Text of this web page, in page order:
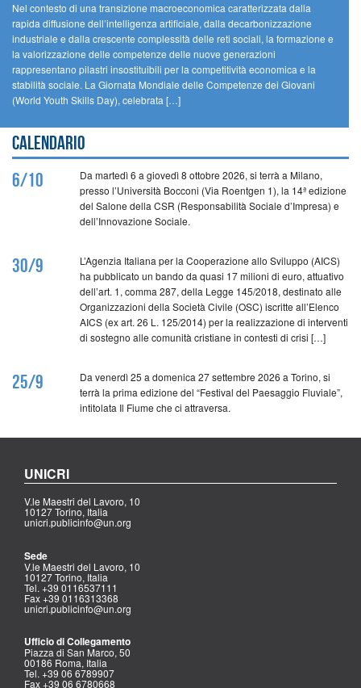
Nel contesto di una transizione macroeconomica caratterizzata dalla
rapida diffusione dell’intelligenza artificiale, dalla decarbonizzazione
industriale e dalla crescente complessità delle reti sociali, la formazione e
la valorizzazione delle competenze delle nuove generazioni
rappresentano pilastri insostituibili per la competitività economica e la
stabilità sociale. La Giornata Mondiale delle Competenze dei Giovani
(World Youth Skills Day), celebrata […]
Calendario
6/10
Da martedì 6 a giovedì 8 ottobre 2026, si terrà a Milano,
presso l’Università Bocconi (Via Roentgen 1), la 14ª edizione
del Salone della CSR (Responsabilità Sociale d’Impresa) e
dell’Innovazione Sociale.
30/9
L’Agenzia Italiana per la Cooperazione allo Sviluppo (AICS)
ha pubblicato un bando da quasi 17 milioni di euro, attuativo
dell’art. 1, comma 287, della Legge 145/2018, destinato alle
Organizzazioni della Società Civile (OSC) iscritte all’Elenco
AICS (ex art. 26 L. 125/2014) per la realizzazione di interventi
di sostegno alle comunità cristiane in contesti di crisi […]
25/9
Da venerdì 25 a domenica 27 settembre 2026 a Torino, si
terrà la prima edizione del “Festival del Paesaggio Fluviale”,
intitolata Il Fiume che ci attraversa.
UNICRI
V.le Maestri del Lavoro, 10
10127 Torino, Italia
unicri.publicinfo@un.org
Sede
V.le Maestri del Lavoro, 10
10127 Torino, Italia
Tel. +39 0116537111
Fax +39 0116313368
unicri.publicinfo@un.org
Ufficio di Collegamento
Piazza di San Marco, 50
00186 Roma, Italia
Tel. +39 06 6789907
Fax +39 06 6780668